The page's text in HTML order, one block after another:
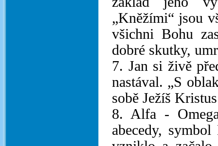
„Kněžími“ jsou
všichni Bohu
dobré skutky,
7. Jan si živě
nastával. „S
sobě Ježíš
8. Alfa -
abecedy,